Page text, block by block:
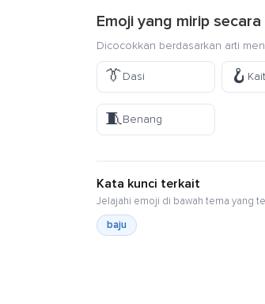
Emoji yang mirip
Dicocokkan berdasarkan arti
👔Dasi 🪝 Kait
🧵Benang
Kata kunci terkait
Jelajahi emoji di bawah tema yang
baju